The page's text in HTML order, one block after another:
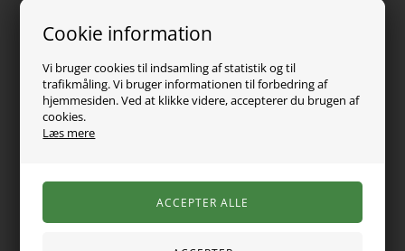
Cookie information
Vi bruger cookies til indsamling af statistik og til
trafikmåling. Vi bruger informationen til forbedring af
hjemmesiden. Ved at klikke videre, accepterer du brugen af
cookies.
Læs mere
259,00
Vælg Størrelse